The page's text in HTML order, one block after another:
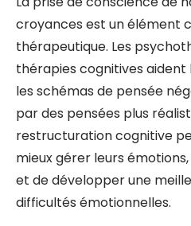
croyances est un élément
thérapeutique. Les
thérapies cognitives aident
les schémas de pensée
par des pensées plus
restructuration cognitive
mieux gérer leurs
et de développer une
difficultés émotionnelles.